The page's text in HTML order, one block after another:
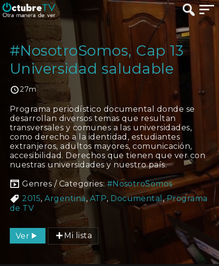
#NosotroSomos, Cap 13
Universidad saludable
27m
Programa periodístico documental donde se
desarrollan diversos temas que resultan
transversales y comunes a las universidades,
como derecho a la identidad, estudiantes
extranjeros, adultos mayores, comunicación,
accesibilidad. Derechos que tienen que ver con
nuestras universidades y nuestro país.
Genres / Categories: #NosotroSomos
2015,Argentina, ATP, Documental,Programa
de TV
Ver Mi lista